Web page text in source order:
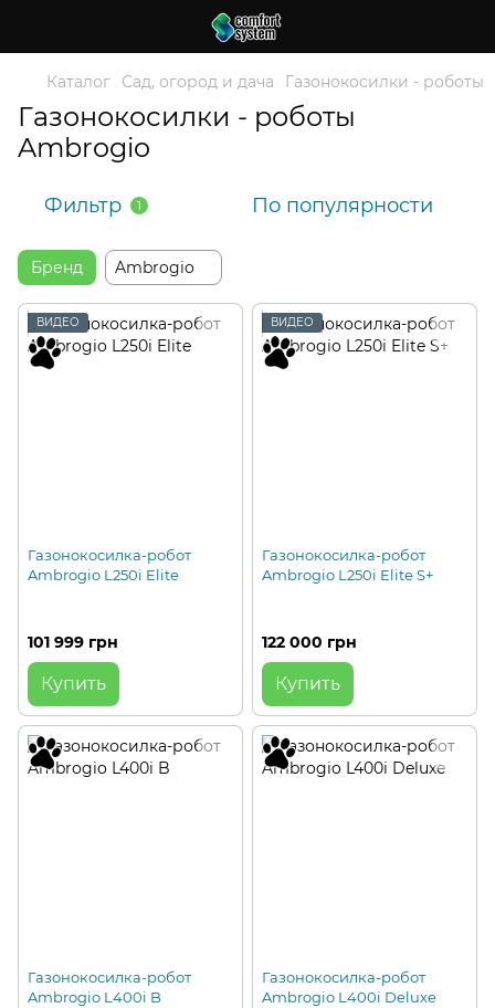
Каталог Сад, огород и дача Газонокосилки - роботы
Газонокосилки - роботы
Ambrogio
Фильтр 1 По популярности
Бренд Ambrogio
ВИДЕО
Газонокосилка-робот
Ambrogio L250i Elite
101 999 грн
Купить
ВИДЕО
Газонокосилка-робот
Ambrogio L250i Elite S+
122 000 грн
Купить
Газонокосилка-робот
Ambrogio L400i B
Газонокосилка-робот
Ambrogio L400i Deluxe